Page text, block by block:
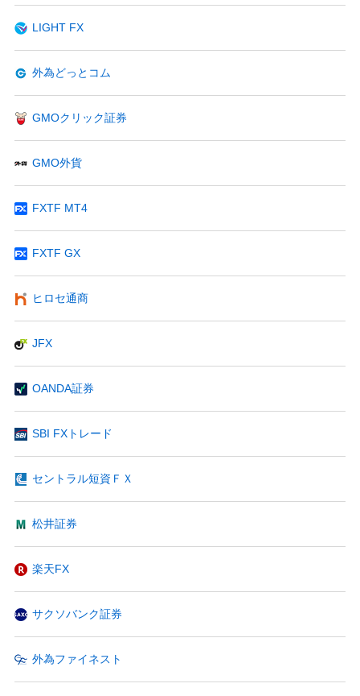
LIGHT FX
外為どっとコム
GMOクリック証券
GMO外貨
FXTF MT4
FXTF GX
ヒロセ通商
JFX
OANDA証券
SBI FXトレード
セントラル短資ＦＸ
松井証券
楽天FX
サクソバンク証券
外為ファイネスト